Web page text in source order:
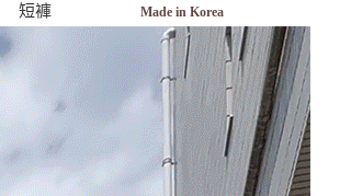
短褲 Made in Korea